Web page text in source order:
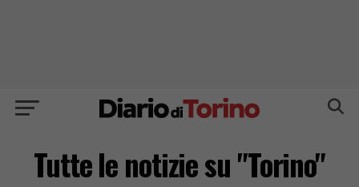
Tutte le notizie su "Torino"